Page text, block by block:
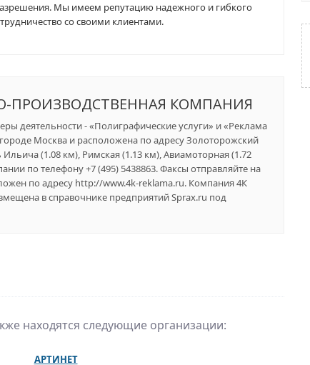
Мы имеем репутацию надежного и гибкого
со своими клиентами.
ПРОИЗВОДСТВЕННАЯ КОМПАНИЯ
деятельности - «Полиграфические услуги» и «Реклама
Москва и расположена по адресу Золоторожский
(1.08 км), Римская (1.13 км), Авиамоторная (1.72
по телефону +7 (495) 5438863. Факсы отправляйте на
по адресу http://www.4k-reklama.ru. Компания 4К
в справочнике предприятий Sprax.ru под
находятся следующие организации:
АРТИНЕТ